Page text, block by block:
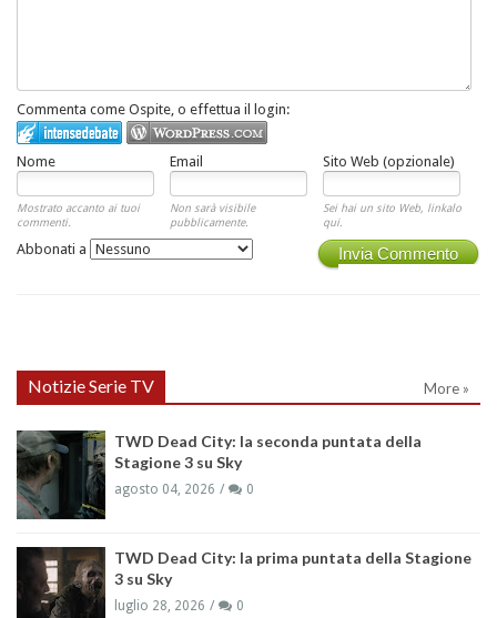
Commenta come Ospite, o effettua il login:
Nome Email Sito Web (opzionale)
Mostrato accanto ai tuoi
commenti.
Non sarà visibile
pubblicamente.
Sei hai un sito Web, linkalo
qui.
Invia Commento
Abbonati a
Notizie Serie TV More »
TWD Dead City: la seconda puntata della
Stagione 3 su Sky
agosto 04, 2026 0
TWD Dead City: la prima puntata della Stagione
3 su Sky
luglio 28, 2026 0